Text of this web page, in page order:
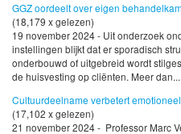
GGZ oordeelt over eigen
(18,179 x gelezen)
19 november 2024 - Uit onderzoek
instellingen blijkt dat er sporadisch
onderbouwd of uitgebreid wordt
de huisvesting op cliënten. Meer dan...
Cultuurdeelname verbetert
(17,102 x gelezen)
21 november 2024 - Professor Marc